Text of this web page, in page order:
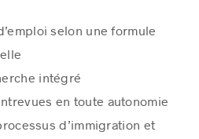
selon une formule
intégré
en toute autonomie
d’immigration et